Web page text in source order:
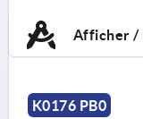
Afficher /
K0176 PB0